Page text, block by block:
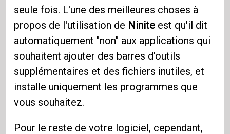
seule fois. L'une des meilleures choses à
propos de l'utilisation de Ninite est qu'il dit
automatiquement "non" aux applications qui
souhaitent ajouter des barres d'outils
supplémentaires et des fichiers inutiles, et
installe uniquement les programmes que
vous souhaitez.
Pour le reste de votre logiciel, cependant,